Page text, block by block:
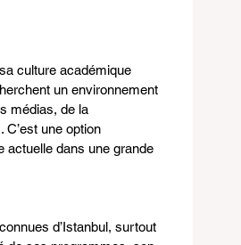
culture académique
un environnement
médias, de la
une option
actuelle dans une grande
d’Istanbul, surtout